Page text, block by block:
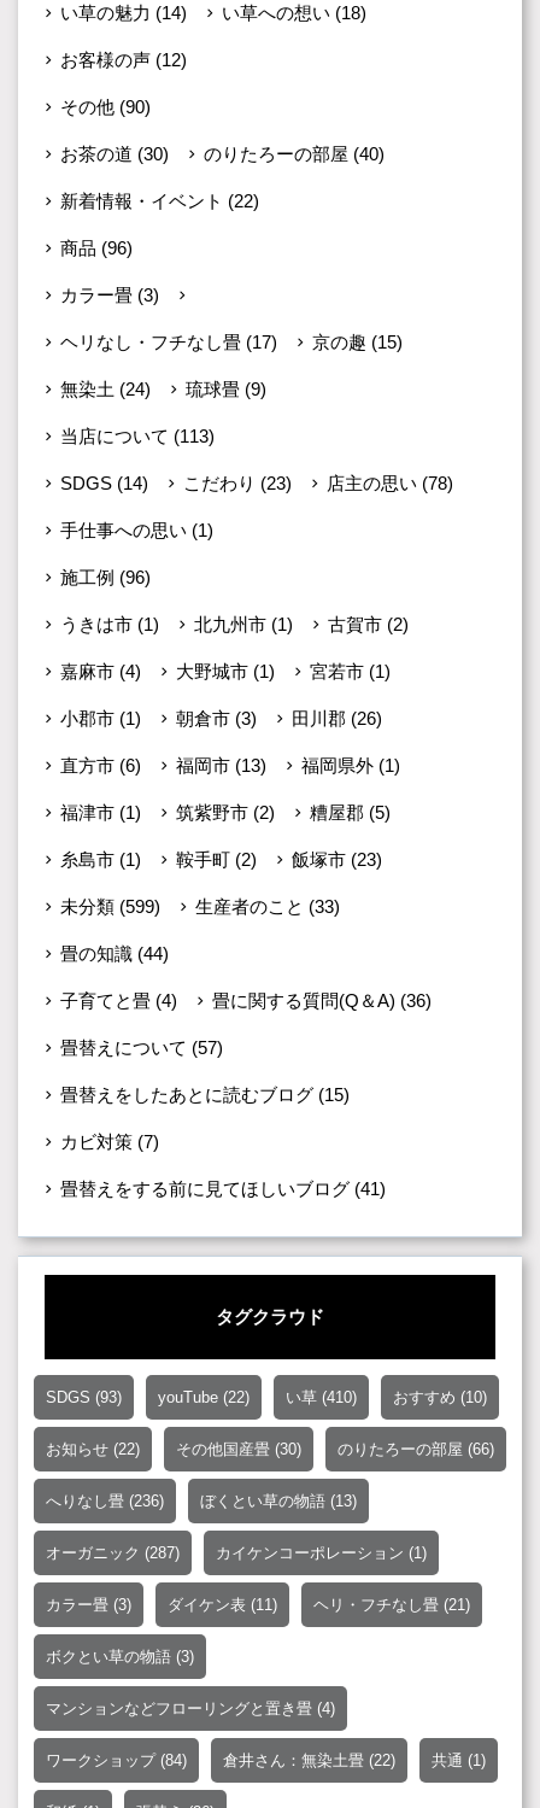
い草の魅力 (14) い草への想い (18)
お客様の声 (12)
その他 (90)
お茶の道 (30) のりたろーの部屋 (40)
新着情報・イベント (22)
商品 (96)
カラー畳 (3)
ヘリなし・フチなし畳 (17) 京の趣 (15)
無染土 (24) 琉球畳 (9)
当店について (113)
SDGS (14) こだわり (23) 店主の思い (78)
手仕事への思い (1)
施工例 (96)
うきは市 (1) 北九州市 (1) 古賀市 (2)
嘉麻市 (4) 大野城市 (1) 宮若市 (1)
小郡市 (1) 朝倉市 (3) 田川郡 (26)
直方市 (6) 福岡市 (13) 福岡県外 (1)
福津市 (1) 筑紫野市 (2) 糟屋郡 (5)
糸島市 (1) 鞍手町 (2) 飯塚市 (23)
未分類 (599) 生産者のこと (33)
畳の知識 (44)
子育てと畳 (4) 畳に関する質問(Q＆A) (36)
畳替えについて (57)
畳替えをしたあとに読むブログ (15)
カビ対策 (7)
畳替えをする前に見てほしいブログ (41)
タグクラウド
SDGS (93) youTube (22) い草 (410) おすすめ (10)
お知らせ (22) その他国産畳 (30) のりたろーの部屋 (66)
へりなし畳 (236) ぼくとい草の物語 (13)
オーガニック (287) カイケンコーポレーション (1)
カラー畳 (3) ダイケン表 (11) ヘリ・フチなし畳 (21)
ボクとい草の物語 (3)
マンションなどフローリングと置き畳 (4)
ワークショップ(84) 倉井さん：無染土畳 (22) 共通 (1)